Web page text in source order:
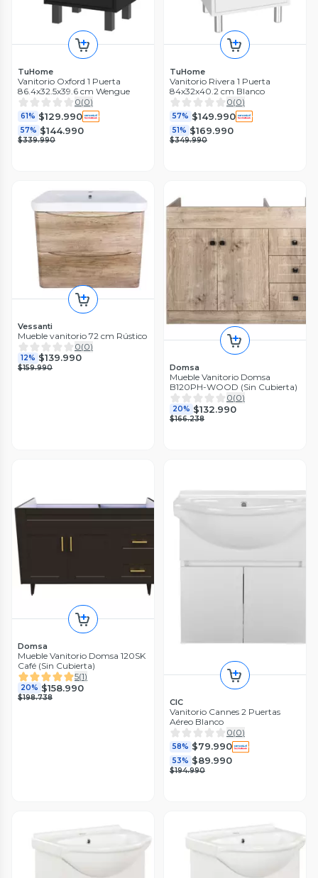
TuHome
Vanitorio Oxford 1 Puerta
86.4x32.5x39.6 cm Wengue
0(0)
61% $129.990
57% $144.990
$339.990
TuHome
Vanitorio Rivera 1 Puerta
84x32x40.2 cm Blanco
0(0)
57% $149.990
51% $169.990
$349.990
Vessanti
Mueble vanitorio 72 cm Rústico
0(0)
12% $139.990
$159.990 Domsa
Mueble Vanitorio Domsa
B120PH-WOOD (Sin Cubierta)
0(0)
20% $132.990
$166.238
Domsa
Mueble Vanitorio Domsa 120SK
Café (Sin Cubierta)
5(1)
20% $158.990
$198.738 CIC
Vanitorio Cannes 2 Puertas
Aéreo Blanco
0(0)
58% $79.990
53% $89.990
$194.990